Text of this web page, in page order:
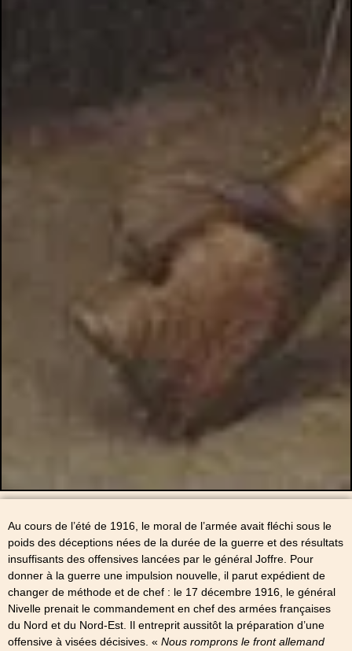
Au cours de l’été de 1916, le moral de l’armée avait fléchi sous le
poids des déceptions nées de la durée de la guerre et des résultats
insuffisants des offensives lancées par le général Joffre. Pour
donner à la guerre une impulsion nouvelle, il parut expédient de
changer de méthode et de chef : le 17 décembre 1916, le général
Nivelle prenait le commandement en chef des armées françaises
du Nord et du Nord-Est. Il entreprit aussitôt la préparation d’une
offensive à visées décisives. « Nous romprons le front allemand